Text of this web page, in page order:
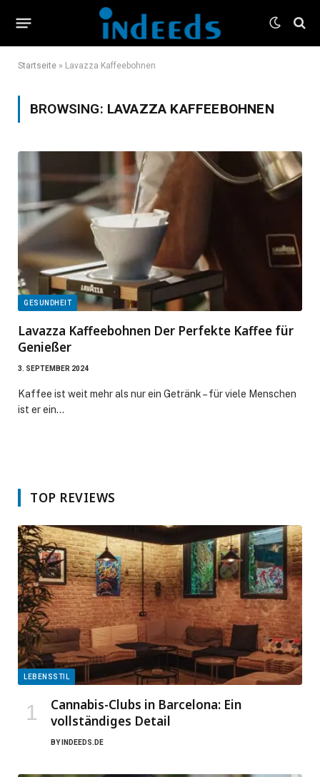
Startseite » Lavazza Kaffeebohnen
BROWSING: LAVAZZA KAFFEEBOHNEN
GESUNDHEIT
Lavazza Kaffeebohnen Der Perfekte Kaffee für
Genießer
3. SEPTEMBER 2024
Kaffee ist weit mehr als nur ein Getränk – für viele Menschen
ist er ein…
TOP REVIEWS
LEBENSSTIL
Cannabis-Clubs in Barcelona: Ein
vollständiges Detail
BY INDEEDS.DE